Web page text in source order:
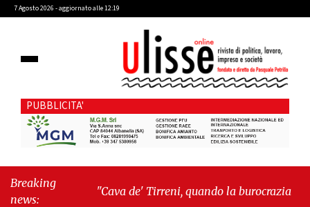
7 Agosto 2026 - aggiornato alle 12:19
PUBBLICITA'
Breaking
news:
"Cava de' Tirreni, quando la burocrazia